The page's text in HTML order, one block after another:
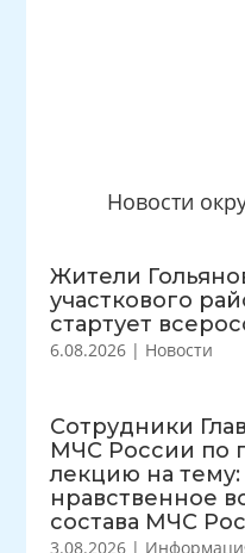
Новости
Жители
участкового
стартует
6.08.2026 | Новости
Сотрудники
МЧС России по
лекцию на тему:
нравственное
состава МЧС
3.08.2026 |